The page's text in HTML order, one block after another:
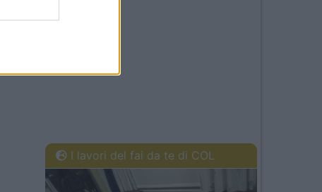
I lavori del fai da te di COL